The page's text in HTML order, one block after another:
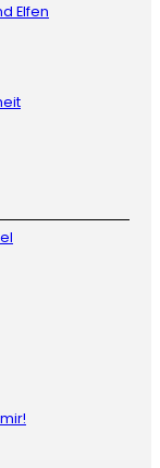
Elfen